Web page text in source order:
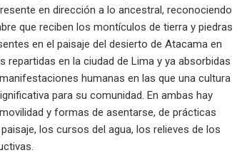
en dirección a lo ancestral, reconociendo
que reciben los montículos de tierra y piedras
en el paisaje del desierto de Atacama en
repartidas en la ciudad de Lima y ya absorbidas
humanas en las que una cultura
para su comunidad. En ambas hay
y formas de asentarse, de prácticas
los cursos del agua, los relieves de los